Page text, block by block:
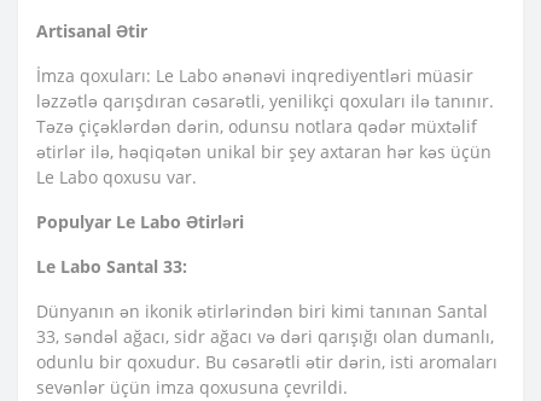
Artisanal Ətir
İmza qoxuları: Le Labo ənənəvi inqrediyentləri müasir
ləzzətlə qarışdıran cəsarətli, yenilikçi qoxuları ilə tanınır.
Təzə çiçəklərdən dərin, odunsu notlara qədər müxtəlif
ətirlər ilə, həqiqətən unikal bir şey axtaran hər kəs üçün
Le Labo qoxusu var.
Populyar Le Labo Ətirləri
Le Labo Santal 33:
Dünyanın ən ikonik ətirlərindən biri kimi tanınan Santal
33, səndəl ağacı, sidr ağacı və dəri qarışığı olan dumanlı,
odunlu bir qoxudur. Bu cəsarətli ətir dərin, isti aromaları
sevənlər üçün imza qoxusuna çevrildi.